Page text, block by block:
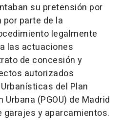
su pretensión por
parte de la
legalmente
las actuaciones
de concesión y
autorizados
del Plan
(PGOU) de Madrid
garajes y aparcamientos.